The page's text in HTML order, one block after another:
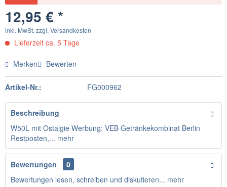
12,95 € *
inkl. MwSt. zzgl. Versandkosten
Lieferzeit ca. 5 Tage
Merken Bewerten
Artikel-Nr.: FG000962
Beschreibung
W50L mit Ostalgie Werbung: VEB Getränkekombinat Berlin
Restposten,... mehr
Bewertungen
0
Bewertungen lesen, schreiben und diskutieren... mehr